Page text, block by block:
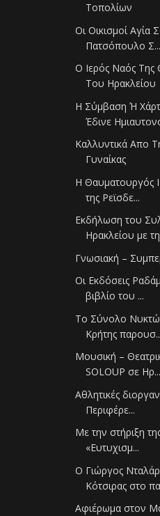
Τοπολίων
Οι Οικισμοί Αγία
Πατσόπουλο Σ...
Ο Ιερός Ναός
Του Ηρακλείου
Η Σύμβαση Ή
Έδινε
Καλλυντικά Απο
Γυναίκας
Η Θαυματουργός
της Ρεϊσδε...
Εκδήλωση του
Ηρακλείου με
Γνωσιακή –
Οι Εκδόσεις
βιβλίο του ...
Το Σύνολο
Κρήτης
Μουσική –
SOLOUP σε Ηρ...
Αθλητικές
Περιφέρε...
Με την στήριξη
«Ευτυχισμ...
Ο Γιώργος
Κότσιρας στο
Αφιέρωμα στον